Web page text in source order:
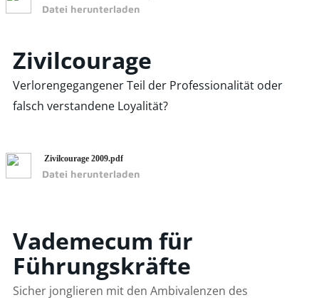
Datei herunterladen
Zivilcourage
Verlorengegangener Teil der Professionalität oder
falsch verstandene Loyalität?
Zivilcourage 2009.pdf
Datei herunterladen
Vademecum für
Führungskräfte
Sicher jonglieren mit den Ambivalenzen des